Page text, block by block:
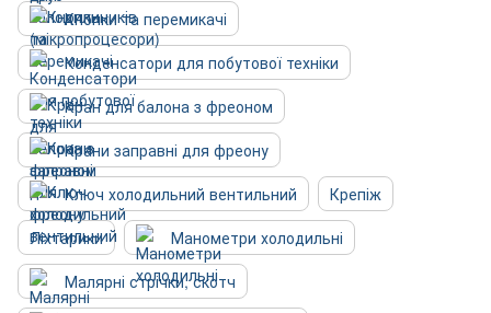
Кнопки та перемикачі
Конденсатори для побутової техніки
Кран для балона з фреоном
Крани заправні для фреону
Ключ холодильний вентильний
Крепіж
Ліхтарики
Манометри холодильні
Малярні стрічки, скотч